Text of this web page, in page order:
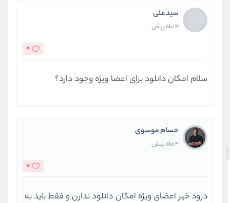
سید علی
4 ماه پیش
0
سلام امکان دانلود برای اعضا ویژه وجود دارد؟
حسام موسوی
4 ماه پیش
0
درود خیر اعضای ویژه امکان دانلود ندارن و فقط باید به